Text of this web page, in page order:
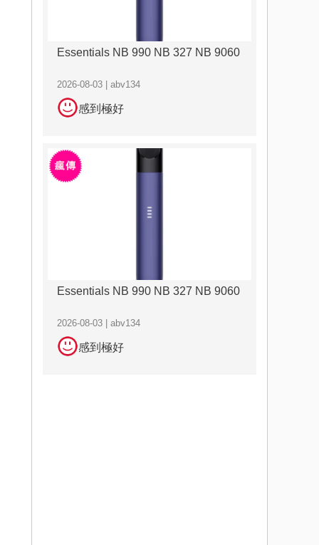
Essentials NB 990 NB 327 NB 9060
2026-08-03 | abv134
感到極好
Essentials NB 990 NB 327 NB 9060
2026-08-03 | abv134
感到極好